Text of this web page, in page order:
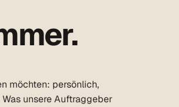
möchten: persönlich,
unsere Auftraggeber